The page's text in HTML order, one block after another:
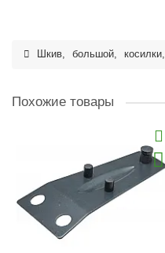
Шкив, большой, косилки,
Похожие товары